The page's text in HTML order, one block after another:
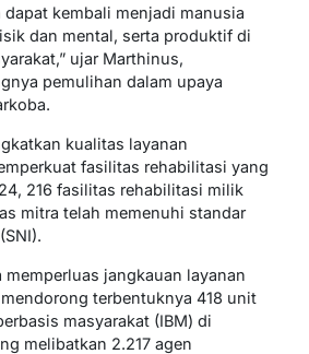
kembali menjadi manusia
dan mental, serta produktif di
ujar Marthinus,
pemulihan dalam upaya
kualitas layanan
fasilitas rehabilitasi yang
216 fasilitas rehabilitasi milik
mitra telah memenuhi standar
memperluas jangkauan layanan
terbentuknya 418 unit
masyarakat (IBM) di
melibatkan 2.217 agen